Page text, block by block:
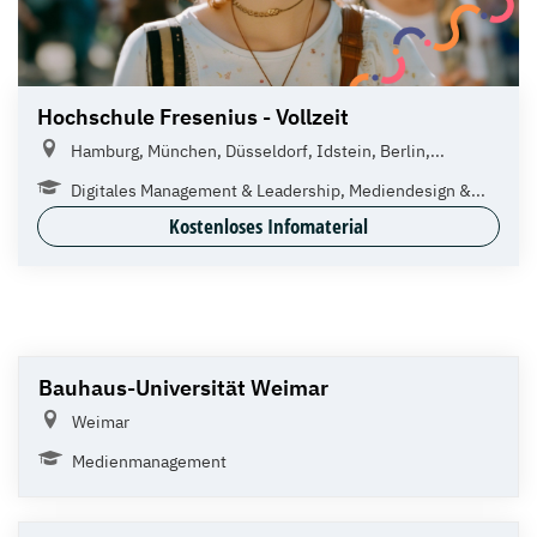
Hochschule Fresenius - Vollzeit
Hamburg, München, Düsseldorf, Idstein, Berlin,...
Digitales Management & Leadership, Mediendesign &...
Kostenloses Infomaterial
Bauhaus-Universität Weimar
Weimar
Medienmanagement